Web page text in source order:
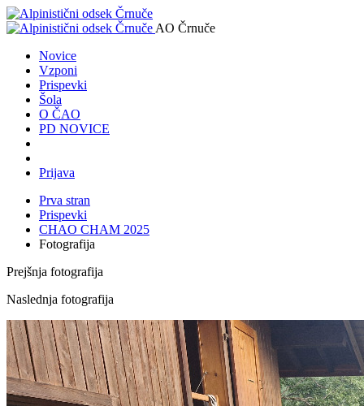
AO Črnuče
Novice
Vzponi
Prispevki
Šola
O ČAO
PD NOVICE
Prijava
Prva stran
Prispevki
CHAO CHAM 2025
Fotografija
Prejšnja fotografija
Naslednja fotografija